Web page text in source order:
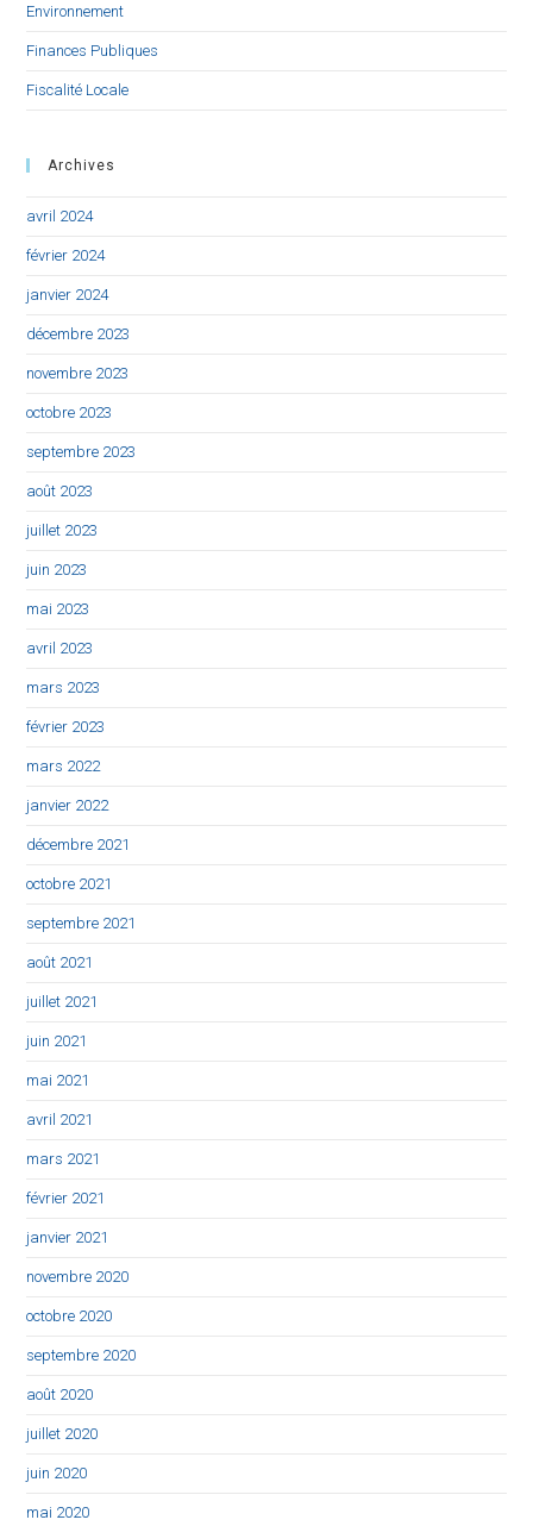
Environnement
Finances Publiques
Fiscalité Locale
Archives
avril 2024
février 2024
janvier 2024
décembre 2023
novembre 2023
octobre 2023
septembre 2023
août 2023
juillet 2023
juin 2023
mai 2023
avril 2023
mars 2023
février 2023
mars 2022
janvier 2022
décembre 2021
octobre 2021
septembre 2021
août 2021
juillet 2021
juin 2021
mai 2021
avril 2021
mars 2021
février 2021
janvier 2021
novembre 2020
octobre 2020
septembre 2020
août 2020
juillet 2020
juin 2020
mai 2020